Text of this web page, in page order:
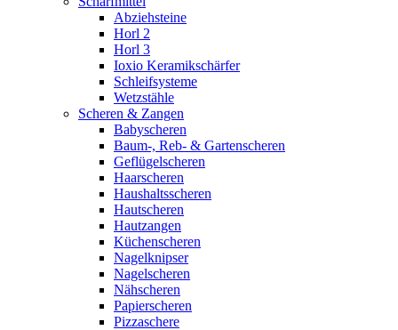
Abziehsteine
Horl 2
Horl 3
Ioxio Keramikschärfer
Schleifsysteme
Wetzstähle
Scheren & Zangen
Babyscheren
Baum-, Reb- & Gartenscheren
Geflügelscheren
Haarscheren
Haushaltsscheren
Hautscheren
Hautzangen
Küchenscheren
Nagelknipser
Nagelscheren
Nähscheren
Papierscheren
Pizzaschere